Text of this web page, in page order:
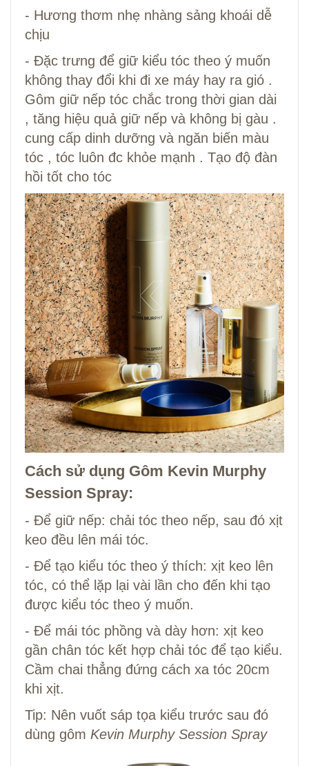
- Hương thơm nhẹ nhàng sảng khoái dễ
chịu
- Đặc trưng để giữ kiểu tóc theo ý muốn
không thay đổi khi đi xe máy hay ra gió .
Gôm giữ nếp tóc chắc trong thời gian dài
, tăng hiệu quả giữ nếp và không bị gàu .
cung cấp dinh dưỡng và ngăn biến màu
tóc , tóc luôn đc khỏe mạnh . Tạo độ đàn
hồi tốt cho tóc
Cách sử dụng Gôm Kevin Murphy
Session Spray:
- Để giữ nếp: chải tóc theo nếp, sau đó xịt
keo đều lên mái tóc.
- Để tạo kiểu tóc theo ý thích: xịt keo lên
tóc, có thể lặp lại vài lần cho đến khi tạo
được kiểu tóc theo ý muốn.
- Để mái tóc phồng và dày hơn: xịt keo
gần chân tóc kết hợp chải tóc để tạo kiểu.
Cầm chai thẳng đứng cách xa tóc 20cm
khi xịt.
Tip: Nên vuốt sáp tọa kiểu trước sau đó
dùng gôm Kevin Murphy Session Spray